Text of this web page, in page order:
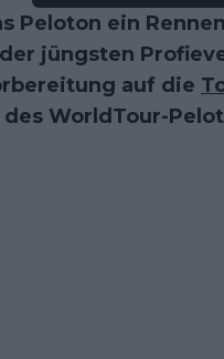
Peloton ein
jüngsten
auf die
WorldTour-